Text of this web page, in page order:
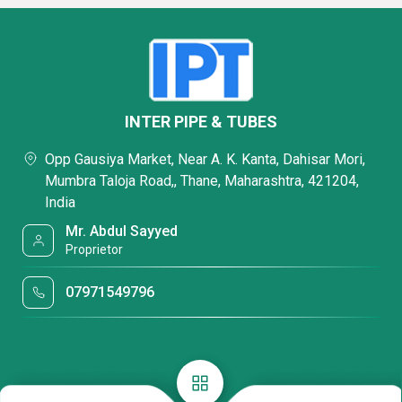
INTER PIPE & TUBES
Opp Gausiya Market, Near A. K. Kanta, Dahisar Mori,
Mumbra Taloja Road,, Thane, Maharashtra, 421204,
India
Mr. Abdul Sayyed
Proprietor
07971549796